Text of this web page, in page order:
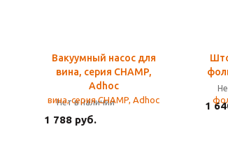
Вакуумный насос для
вина, серия CHAMP,
Adhoc
Нет в наличии
1 788 руб.
1